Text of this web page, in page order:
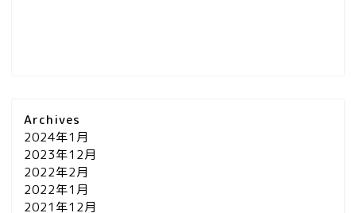
Archives
2024年1月
2023年12月
2022年2月
2022年1月
2021年12月